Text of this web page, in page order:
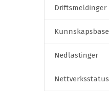
Driftsmeldinger
Kunnskapsbase
Nedlastinger
Nettverksstatus